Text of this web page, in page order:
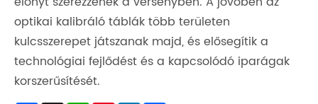
optikai kalibráló táblák több területen
kulcsszerepet játszanak majd, és elősegítik a
technológiai fejlődést és a kapcsolódó iparágak
korszerűsítését.